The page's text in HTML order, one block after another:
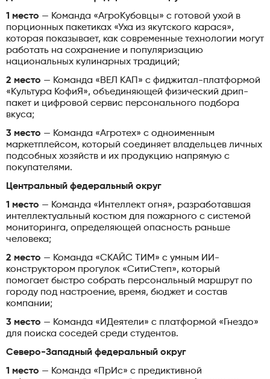
1 место — Команда «АгроКубовцы» с готовой ухой в
порционных пакетиках «Уха из якутского карася»,
которая показывает, как современные технологии могут
работать на сохранение и популяризацию
национальных кулинарных традиций;
2 место — Команда «ВЕЛ КАП» с фиджитал-платформой
«Культура КофиЯ», объединяющей физический дрип-
пакет и цифровой сервис персонального подбора
вкуса;
3 место — Команда «Агротех» с одноименным
маркетплейсом, который соединяет владельцев личных
подсобных хозяйств и их продукцию напрямую с
покупателями.
Центральный федеральный округ
1 место — Команда «Интеллект огня», разработавшая
интеллектуальный костюм для пожарного с системой
мониторинга, определяющей опасность раньше
человека;
2 место — Команда «СКАЙС ТИМ» с умным ИИ-
конструктором прогулок «СитиСтеп», который
помогает быстро собрать персональный маршрут по
городу под настроение, время, бюджет и состав
компании;
3 место — Команда «ИДеятели» с платформой «Гнездо»
для поиска соседей среди студентов.
Северо-Западный федеральный округ
1 место — Команда «ПрИс» с предиктивной